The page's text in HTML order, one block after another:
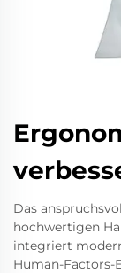
Das
hochwertigen
integriert
Human-Factors-